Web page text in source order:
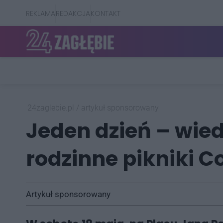
REKLAMAREDAKCJAKONTAKT
Jeden dzień –
rodzinne pikniki
Artykuł sponsorowany